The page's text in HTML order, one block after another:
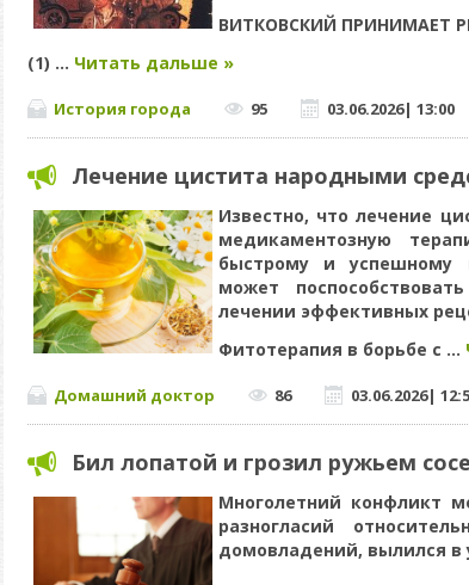
ВИТКОВСКИЙ ПРИНИМАЕТ
(1) ... Читать дальше »
История города 95 03.06.2026| 13:00
Лечение цистита народными
Известно, что лечение
медикаментозную
быстрому и успешному
может
лечении эффективных
Фитотерапия в борьбе с ...
Домашний доктор 86 03.06.2026|
Бил лопатой и грозил ружьем
Многолетний конфликт
разногласий
домовладений, вылился в